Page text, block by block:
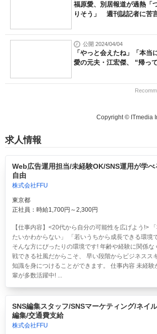
福原愛、別居報道が過熱「
りそう」 週刊誌記者に苦
公開 2024/04/04
「やっと会えたね」「本
愛の元夫・江宏傑、 “帰っ
Copyright © ITmedia
求人情報
Web広告運用担当/未経験OK/SNS運用が学べ
自由
株式会社FFU
東京都
正社員：時給1,700円～2,300円
【仕事内容】<20代から自分の可能性を広げよう!>
たいかわからない」 「若いうちから成長できる環境
そんな方にぴったりの環境です! 年齢や経験に関係な
戦できる社風だからこそ、 早い段階からビジネスス
知識を身につけることができます。 仕事内容 未経験
輩が多数活躍中! ...
SNS編集スタッフ/SNSマーケティング/ネイ
編集/交通費支給
株式会社FFU